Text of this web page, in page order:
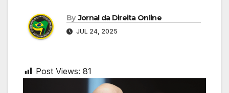
By Jornal da Direita Online
JUL 24, 2025
Post Views: 81